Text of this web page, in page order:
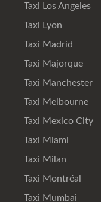
Taxi Los Angeles
Taxi Lyon
Taxi Madrid
Taxi Majorque
Taxi Manchester
Taxi Melbourne
Taxi Mexico City
Taxi Miami
Taxi Milan
Taxi Montréal
Taxi Mumbai